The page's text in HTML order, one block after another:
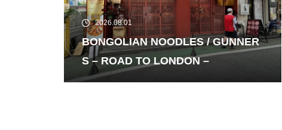
2026.08.01
BONGOLIAN NOODLES / GUNNER
S – ROAD TO LONDON –